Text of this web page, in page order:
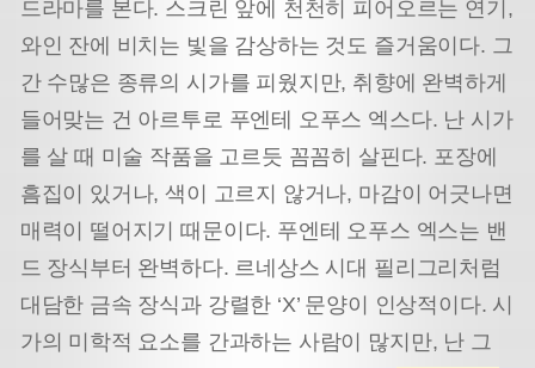
드라마를 본다. 스크린 앞에 천천히 피어오르는 연기,
와인 잔에 비치는 빛을 감상하는 것도 즐거움이다. 그
간 수많은 종류의 시가를 피웠지만, 취향에 완벽하게
들어맞는 건 아르투로 푸엔테 오푸스 엑스다. 난 시가
를 살 때 미술 작품을 고르듯 꼼꼼히 살핀다. 포장에
흠집이 있거나, 색이 고르지 않거나, 마감이 어긋나면
매력이 떨어지기 때문이다. 푸엔테 오푸스 엑스는 밴
드 장식부터 완벽하다. 르네상스 시대 필리그리처럼
대담한 금속 장식과 강렬한 ‘X’ 문양이 인상적이다. 시
가의 미학적 요소를 간과하는 사람이 많지만, 난 그